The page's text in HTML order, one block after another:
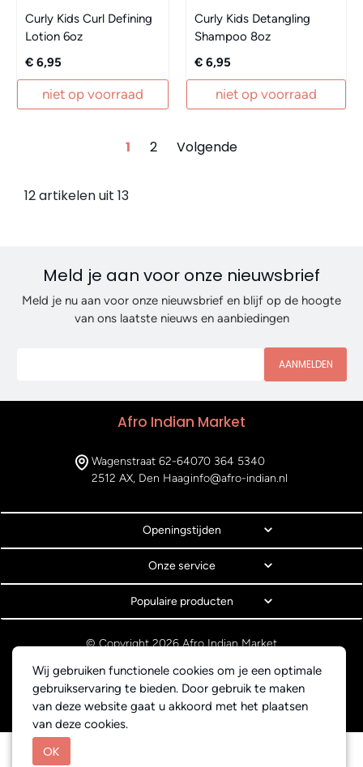
Wij gebruiken functionele cookies om je een optimale
gebruikservaring te bieden. Door gebruik te maken
van deze website gaat u akkoord met het plaatsen
van deze cookies.
OK
Curly Kids Curl Defining
Lotion 6oz
€ 6,95
niet op voorraad
Curly Kids Detangling
Shampoo 8oz
€ 6,95
niet op voorraad
1 2 Volgende
12 artikelen uit 13
Meld je aan voor onze nieuwsbrief
Meld je nu aan voor onze nieuwsbrief en blijf op de hoogte
van ons laatste nieuws en aanbiedingen
AANMELDEN
Afro Indian Market
Wagenstraat 62-64
2512 AX, Den Haag
070 364 5340
info@afro-indian.nl
Openingstijden
Onze service
Populaire producten
© Copyright 2026 Afro Indian Market
Privacyverklaring
Webdesign BEWISE Solutions